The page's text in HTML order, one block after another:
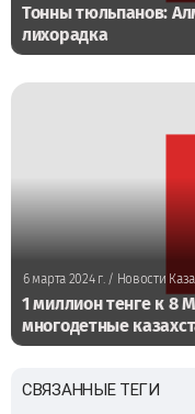
Тонны тюльпанов:
лихорадка
6 марта 2024 г./ Новости
1 миллион тенге к 8
многодетные
СВЯЗАННЫЕ ТЕГИ